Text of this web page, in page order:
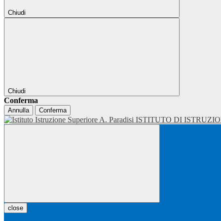
Chiudi
Chiudi
Conferma
Annulla Conferma
ISTITUTO DI
close